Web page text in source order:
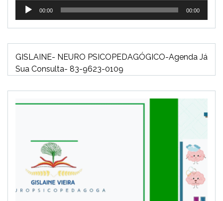
Tocador
áudio
00:00 00:00
GISLAINE- NEURO PSICOPEDAGÓGICO-Agenda Já
Sua Consulta- 83-9623-0109